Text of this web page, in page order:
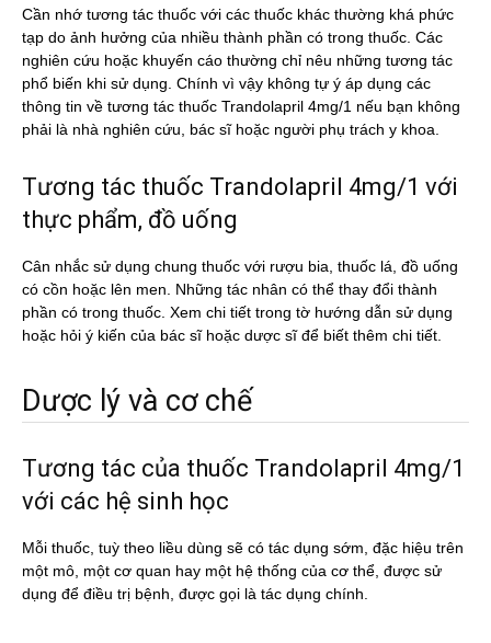
Cần nhớ tương tác thuốc với các thuốc khác thường khá phức
tạp do ảnh hưởng của nhiều thành phần có trong thuốc. Các
nghiên cứu hoặc khuyến cáo thường chỉ nêu những tương tác
phổ biến khi sử dụng. Chính vì vậy không tự ý áp dụng các
thông tin về tương tác thuốc Trandolapril 4mg/1 nếu bạn không
phải là nhà nghiên cứu, bác sĩ hoặc người phụ trách y khoa.
Tương tác thuốc Trandolapril 4mg/1 với
thực phẩm, đồ uống
Cân nhắc sử dụng chung thuốc với rượu bia, thuốc lá, đồ uống
có cồn hoặc lên men. Những tác nhân có thể thay đổi thành
phần có trong thuốc. Xem chi tiết trong tờ hướng dẫn sử dụng
hoặc hỏi ý kiến của bác sĩ hoặc dược sĩ để biết thêm chi tiết.
Dược lý và cơ chế
Tương tác của thuốc Trandolapril 4mg/1
với các hệ sinh học
Mỗi thuốc, tuỳ theo liều dùng sẽ có tác dụng sớm, đặc hiệu trên
một mô, một cơ quan hay một hệ thống của cơ thể, được sử
dụng để điều trị bệnh, được gọi là tác dụng chính.